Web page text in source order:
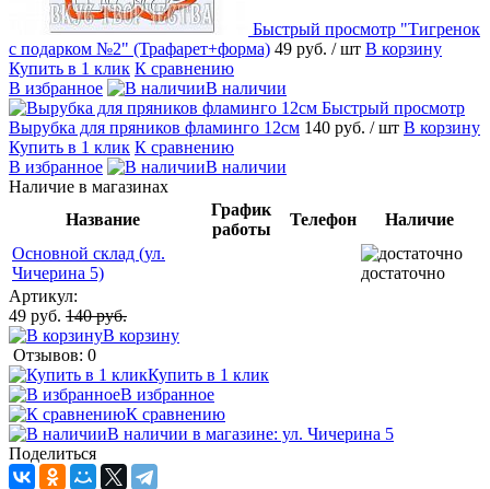
Быстрый просмотр "Тигренок
с подарком №2" (Трафарет+форма) 49 руб. / шт В корзину
Купить в 1 клик К сравнению
В избранное
В наличии
Быстрый просмотр
Вырубка для пряников фламинго 12см 140 руб. / шт В корзину
Купить в 1 клик К сравнению
В избранное
В наличии
Наличие в магазинах
Название
График
работы
Телефон
Наличие
Основной склад (ул.
Чичерина 5)
достаточно
Артикул:
49 руб. 140 руб.
В корзину
Отзывов: 0
Купить в 1 клик
В избранное
К сравнению
В наличии в магазине: ул. Чичерина 5
Поделиться